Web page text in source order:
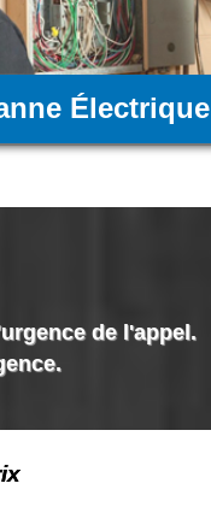
Électrique
de l'appel.